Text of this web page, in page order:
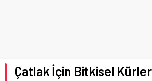
Çatlak İçin Bitkisel Kürler